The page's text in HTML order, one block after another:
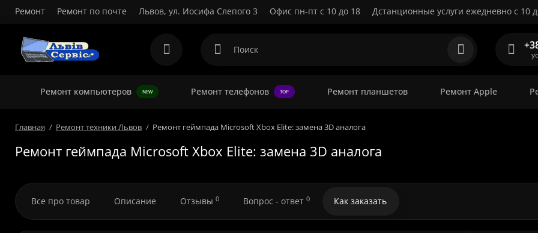
Ремонт Ремонт по почте Львов, ул. Иосифа Слепого 3 Офис пн-пт с 10 до 18 Дстанционные услуги ежедневно с 10
Ремонт компьютеров NEW Ремонт телефонов TOP Ремонт планшетов Ремонт Apple
Главная Ремонт техники Львов Ремонт геймпада Microsoft Xbox Elite: замена 3D аналога
Ремонт геймпада Microsoft Xbox Elite: замена 3D аналога
Все про товар Описание Отзывы 0 Вопрос - ответ 0 Как заказать